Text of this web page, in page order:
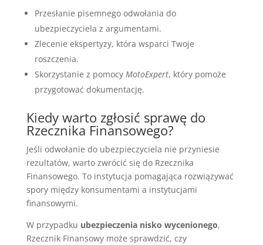
Przesłanie pisemnego odwołania do
ubezpieczyciela z argumentami.
Zlecenie ekspertyzy, która wsparci Twoje
roszczenia.
Skorzystanie z pomocy MotoExpert, który pomoże
przygotować dokumentację.
Kiedy warto zgłosić sprawę do
Rzecznika Finansowego?
Jeśli odwołanie do ubezpieczyciela nie przyniesie
rezultatów, warto zwrócić się do Rzecznika
Finansowego. To instytucja pomagająca rozwiązywać
spory między konsumentami a instytucjami
finansowymi.
W przypadku ubezpieczenia nisko wycenionego,
Rzecznik Finansowy może sprawdzić, czy